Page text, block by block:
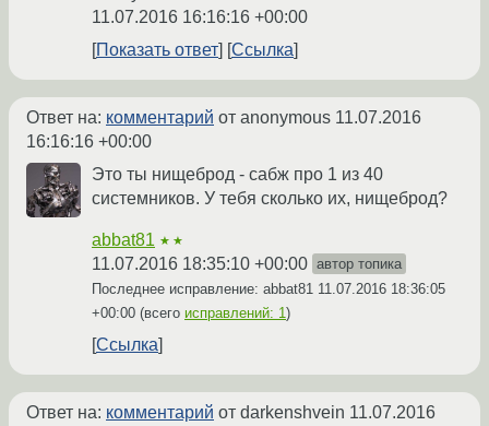
11.07.2016 16:16:16 +00:00
Показать ответ
Ссылка
Ответ на: комментарий от anonymous 11.07.2016
16:16:16 +00:00
Это ты нищеброд - сабж про 1 из 40
системников. У тебя сколько их, нищеброд?
abbat81 ★★
11.07.2016 18:35:10 +00:00 автор топика
Последнее исправление: abbat81 11.07.2016 18:36:05
+00:00 (всего исправлений: 1)
Ссылка
Ответ на: комментарий от darkenshvein 11.07.2016